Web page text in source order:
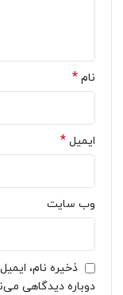
نام *
ایمیل *
وب‌ سایت
ذخیره نام،
دوباره دیدگاهی